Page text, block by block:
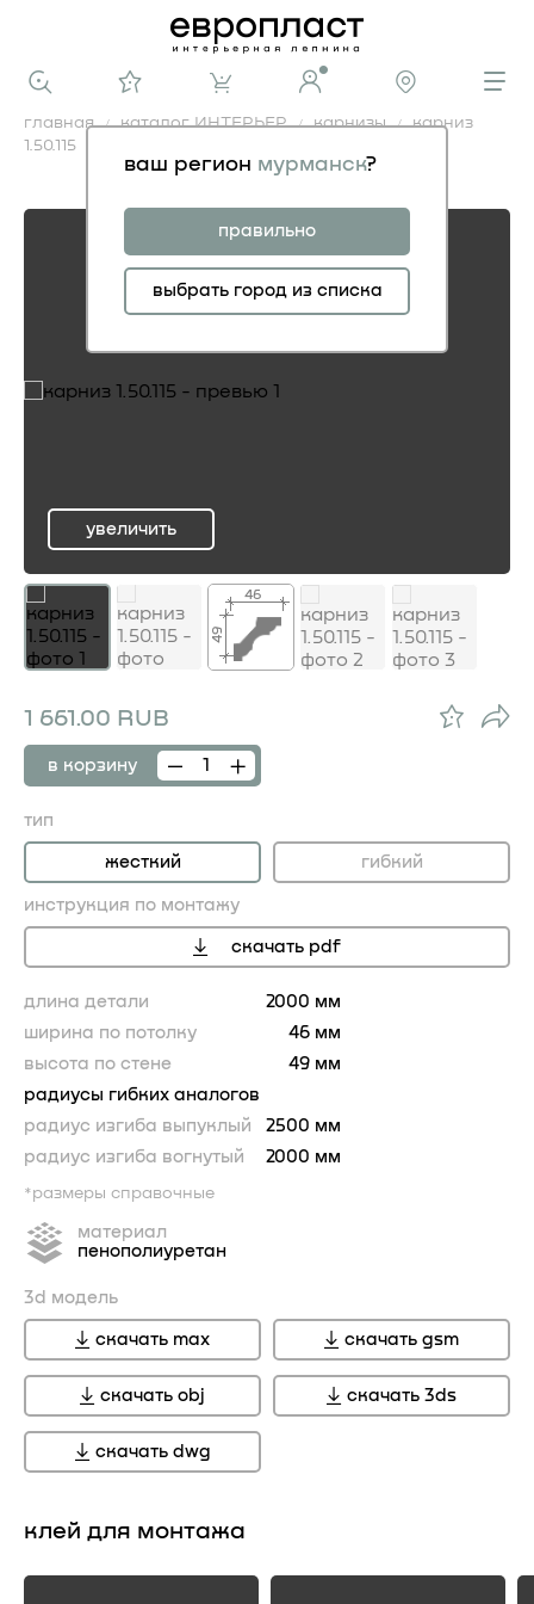
ваш регион мурманск?
правильно
выбрать город из списка
главная каталог ИНТЕРЬЕР карнизы
карниз
1.50.115
карниз 1.50.115
ru
увеличить
46
49
1 661.00 RUB
в корзину
тип
жесткий гибкий
инструкция по монтажу
скачать pdf
длина детали
2000 мм
ширина по потолку
46 мм
высота по стене
49 мм
радиусы гибких аналогов
радиус изгиба выпуклый
2500 мм
радиус изгиба вогнутый
2000 мм
*размеры справочные
материал
пенополиуретан
3d модель
скачать max скачать gsm
скачать obj скачать 3ds
скачать dwg
клей для монтажа